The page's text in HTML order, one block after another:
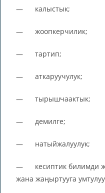
— калыстык;
— жоопкерчилик;
— тартип;
— аткаруучулук;
— тырышчаактык;
— демилге;
— натыйжалуулук;
— кесиптик билимди
жана жаңыртууга